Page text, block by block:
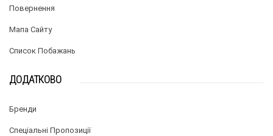
Повернення
Мапа Сайту
Список Побажань
ДОДАТКОВО
Бренди
Спеціальні Пропозиції